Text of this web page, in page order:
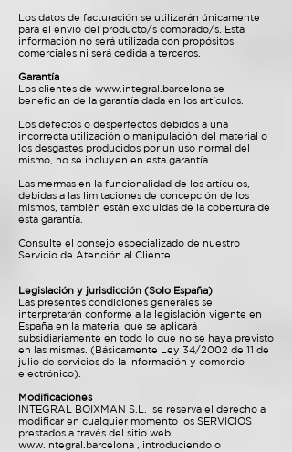
Los datos de facturación se utilizarán únicamente
para el envío del producto/s comprado/s. Esta
información no será utilizada con propósitos
comerciales ni será cedida a terceros.
Garantía
Los clientes de www.integral.barcelona se
benefician de la garantía dada en los artículos.
Los defectos o desperfectos debidos a una
incorrecta utilización o manipulación del material o
los desgastes producidos por un uso normal del
mismo, no se incluyen en esta garantía.
Las mermas en la funcionalidad de los artículos,
debidas a las limitaciones de concepción de los
mismos, también están excluidas de la cobertura de
esta garantía.
Consulte el consejo especializado de nuestro
Servicio de Atención al Cliente.
Legislación y jurisdicción (Solo España)
Las presentes condiciones generales se
interpretarán conforme a la legislación vigente en
España en la materia, que se aplicará
subsidiariamente en todo lo que no se haya previsto
en las mismas. (Básicamente Ley 34/2002 de 11 de
julio de servicios de la información y comercio
electrónico).
Modificaciones
INTEGRAL BOIXMAN S.L. se reserva el derecho a
modificar en cualquier momento los SERVICIOS
prestados a través del sitio web
www.integral.barcelona , introduciendo o